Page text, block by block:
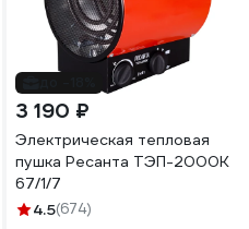
3 190 ₽
Электрическая тепловая
пушка Ресанта ТЭП-2000К
67/1/7
4.5(674)